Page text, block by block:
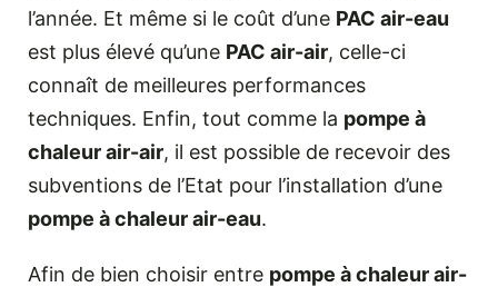
l’année. Et même si le coût d’une PAC air-eau
est plus élevé qu’une PAC air-air, celle-ci
connaît de meilleures performances
techniques. Enfin, tout comme la pompe à
chaleur air-air, il est possible de recevoir des
subventions de l’Etat pour l’installation d’une
pompe à chaleur air-eau.
Afin de bien choisir entre pompe à chaleur air-